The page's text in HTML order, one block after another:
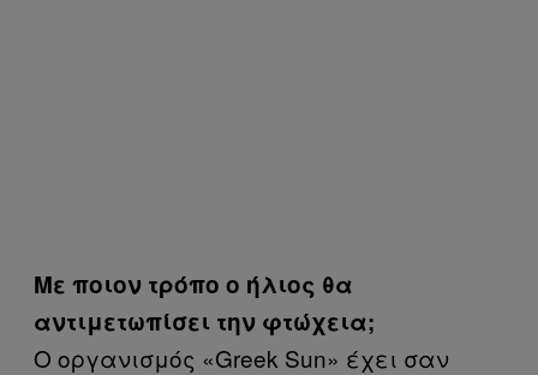
Με ποιον τρόπο ο ήλιος θα
αντιμετωπίσει την φτώχεια;
Ο οργανισμός «Greek Sun» έχει σαν